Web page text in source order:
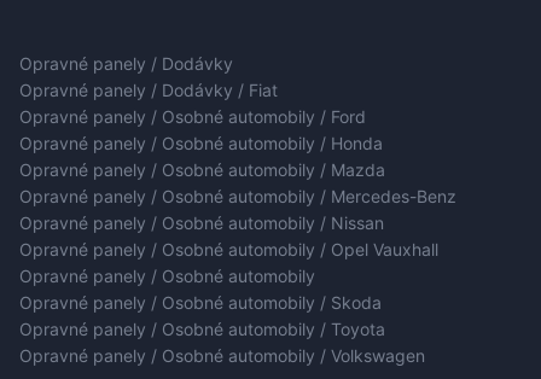
Opravné panely / Dodávky
Opravné panely / Dodávky / Fiat
Opravné panely / Osobné automobily / Ford
Opravné panely / Osobné automobily / Honda
Opravné panely / Osobné automobily / Mazda
Opravné panely / Osobné automobily / Mercedes-Benz
Opravné panely / Osobné automobily / Nissan
Opravné panely / Osobné automobily / Opel Vauxhall
Opravné panely / Osobné automobily
Opravné panely / Osobné automobily / Skoda
Opravné panely / Osobné automobily / Toyota
Opravné panely / Osobné automobily / Volkswagen